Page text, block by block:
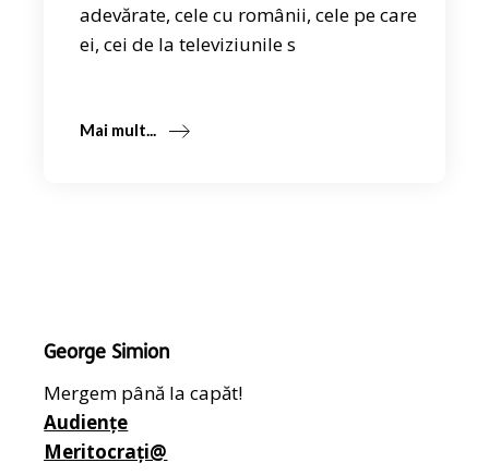
adevărate, cele cu românii, cele pe care
ei, cei de la televiziunile s
Mai mult...
George Simion
Mergem până la capăt!
Audiențe
Meritocrați@